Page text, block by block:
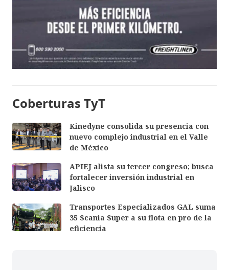
Coberturas TyT
Kinedyne consolida su presencia con
nuevo complejo industrial en el Valle
de México
APIEJ alista su tercer congreso; busca
fortalecer inversión industrial en
Jalisco
Transportes Especializados GAL suma
35 Scania Super a su flota en pro de la
eficiencia